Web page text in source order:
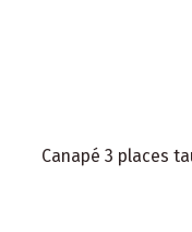
Canapé 3 places